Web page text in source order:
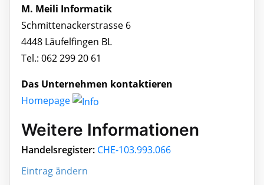
M. Meili Informatik
Schmittenackerstrasse 6
4448 Läufelfingen BL
Tel.: 062 299 20 61
Das Unternehmen kontaktieren
Homepage
Weitere Informationen
Handelsregister: CHE-103.993.066
Eintrag ändern